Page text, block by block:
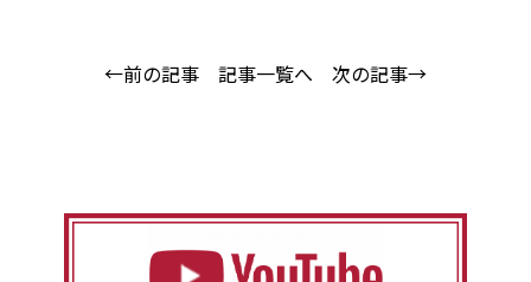
←前の記事 記事一覧へ 次の記事→